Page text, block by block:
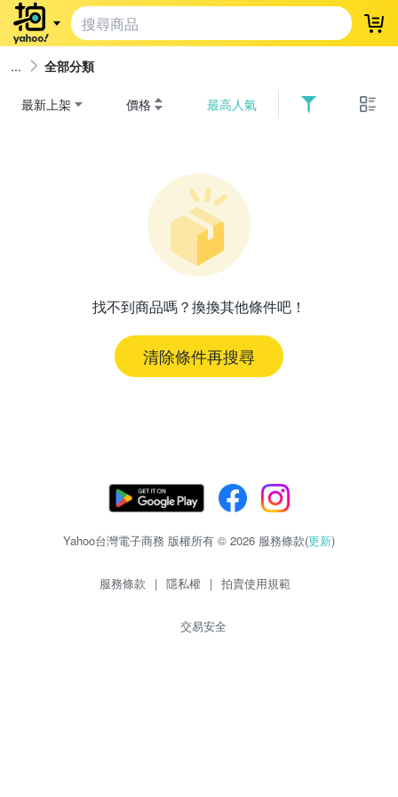
登
全部分類
最新上架 價格 最高人氣
找不到商品嗎？換換其他條件吧！
清除條件再搜尋
Yahoo台灣電子商務 版權所有 © 2026 服務條款(更新)
服務條款 | 隱私權 | 拍賣使用規範
交易安全